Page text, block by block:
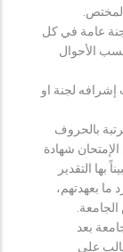
عامة في كل
الأحوال
لجنة او
بالحروف
شهادة
بها التقدير
ما بعهدتهم،
بعد
على